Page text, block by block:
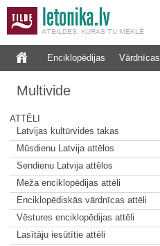
Enciklopēdijas Vārdnīcas
Multivide
ATTĒLI
Latvijas kultūrvides takas
Mūsdienu Latvija attēlos
Sendienu Latvija attēlos
Meža enciklopēdijas attēli
Enciklopēdiskās vārdnīcas attēli
Vēstures enciklopēdijas attēli
Lasītāju iesūtītie attēli